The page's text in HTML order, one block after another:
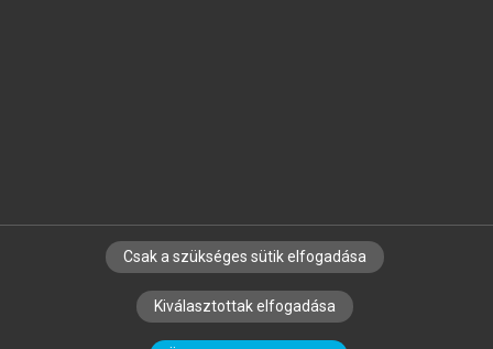
SZERZŐKNEK CÉGEKNEK KÖNYVTÁROSOKNAK
SZERKESZTÉSI ÉS LEKTORÁLÁSI ALAPELVEK
Csak a szükséges sütik elfogadása
Kiválasztottak elfogadása